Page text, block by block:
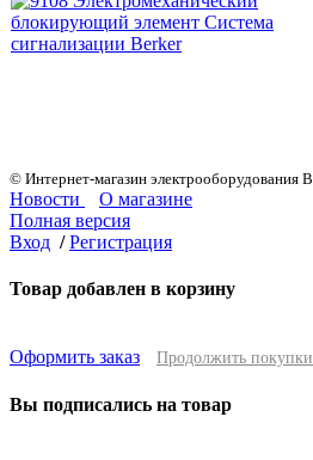
© Интернет-магазин электрооборудования
Новости
О магазине
Полная версия
Вход / Регистрация
Товар добавлен в корзину
Оформить заказ Продолжить покупки
Вы подписались на товар